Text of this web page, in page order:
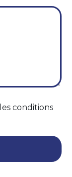
conditions